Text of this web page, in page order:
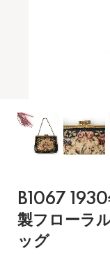
B1067
製フローラ
ッグ